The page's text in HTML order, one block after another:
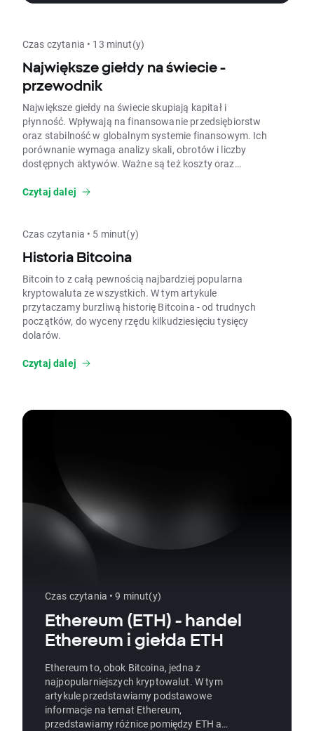
i doświadczonych inwestorów, którzy chcą
Czas czytania • 13 minut(y)
Największe giełdy na świecie -
przewodnik
Największe giełdy na świecie skupiają kapitał i
płynność. Wpływają na finansowanie przedsiębiorstw
oraz stabilność w globalnym systemie finansowym. Ich
porównanie wymaga analizy skali, obrotów i liczby
dostępnych aktywów. Ważne są też koszty oraz
są największe giełdy na świecie i czym się
Czytaj dalej
Czas czytania • 5 minut(y)
Historia Bitcoina
Bitcoin to z całą pewnością najbardziej popularna
kryptowaluta ze wszystkich. W tym artykule
przytaczamy burzliwą historię Bitcoina - od trudnych
początków, do wyceny rzędu kilkudziesięciu tysięcy
dolarów.
Czytaj dalej
Czas czytania • 9 minut(y)
Ethereum (ETH) - handel
Ethereum i giełda ETH
Ethereum to, obok Bitcoina, jedna z
najpopularniejszych kryptowalut. W tym
artykule przedstawiamy podstawowe
informacje na temat Ethereum,
przedstawiamy różnice pomiędzy ETH a